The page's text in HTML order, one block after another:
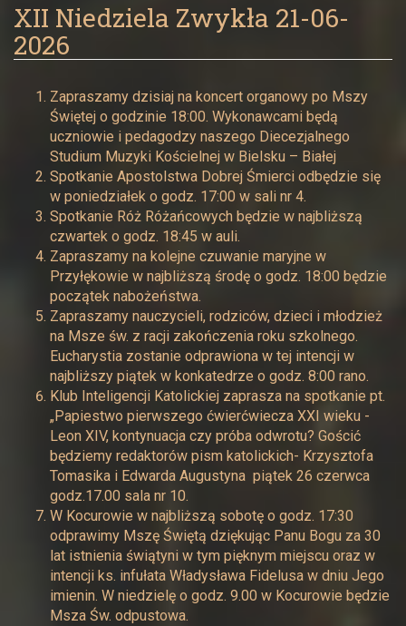
XII Niedziela Zwykła 21-06-
2026
Zapraszamy dzisiaj na koncert organowy po Mszy
Świętej o godzinie 18:00. Wykonawcami będą
uczniowie i pedagodzy naszego Diecezjalnego
Studium Muzyki Kościelnej w Bielsku – Białej
Spotkanie Apostolstwa Dobrej Śmierci odbędzie się
w poniedziałek o godz. 17:00 w sali nr 4.
Spotkanie Róż Różańcowych będzie w najbliższą
czwartek o godz. 18:45 w auli.
Zapraszamy na kolejne czuwanie maryjne w
Przyłękowie w najbliższą środę o godz. 18:00 będzie
początek nabożeństwa.
Zapraszamy nauczycieli, rodziców, dzieci i młodzież
na Msze św. z racji zakończenia roku szkolnego.
Eucharystia zostanie odprawiona w tej intencji w
najbliższy piątek w konkatedrze o godz. 8:00 rano.
Klub Inteligencji Katolickiej zaprasza na spotkanie pt.
„Papiestwo pierwszego ćwierćwiecza XXI wieku -
Leon XIV, kontynuacja czy próba odwrotu? Gościć
będziemy redaktorów pism katolickich- Krzysztofa
Tomasika i Edwarda Augustyna piątek 26 czerwca
godz.17.00 sala nr 10.
W Kocurowie w najbliższą sobotę o godz. 17:30
odprawimy Mszę Świętą dziękując Panu Bogu za 30
lat istnienia świątyni w tym pięknym miejscu oraz w
intencji ks. infułata Władysława Fidelusa w dniu Jego
imienin. W niedzielę o godz. 9.00 w Kocurowie będzie
Msza Św. odpustowa.